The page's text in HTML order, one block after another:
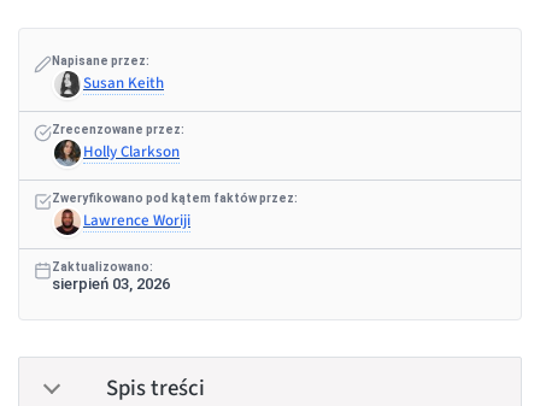
Napisane przez:
Susan Keith
Zrecenzowane przez:
Holly Clarkson
Zweryfikowano pod kątem faktów przez:
Lawrence Woriji
Zaktualizowano:
sierpień 03, 2026
Spis treści